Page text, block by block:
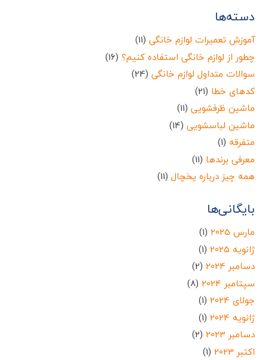
دسته‌ها
آموزش تعمیرات لوازم خانگی (11)
چطور از لوازم خانگی استفاده کنیم؟ (16)
سوالات متداول لوازم خانگی (24)
کدهای خطا (21)
ماشین ظرفشویی (11)
ماشین لباسشویی (14)
متفرقه (1)
معرفی برندها (11)
همه چیز درباره یخچال (11)
بایگانی‌ها
مارس 2025
(1)
ژانویه 2025
(1)
دسامبر 2024
(2)
سپتامبر 2024
(8)
جولای 2024
(1)
ژانویه 2024
(1)
دسامبر 2023
(2)
اکتبر 2023
(1)